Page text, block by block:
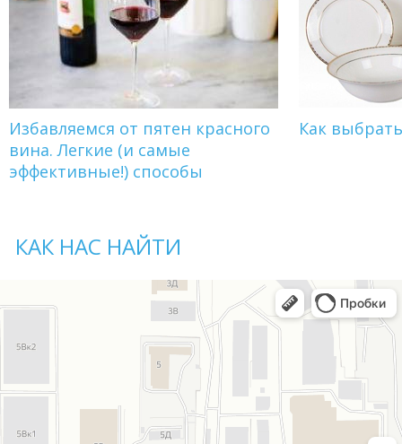
Избавляемся от пятен красного
вина. Легкие (и самые
эффективные!) способы
Как
КАК НАС НАЙТИ